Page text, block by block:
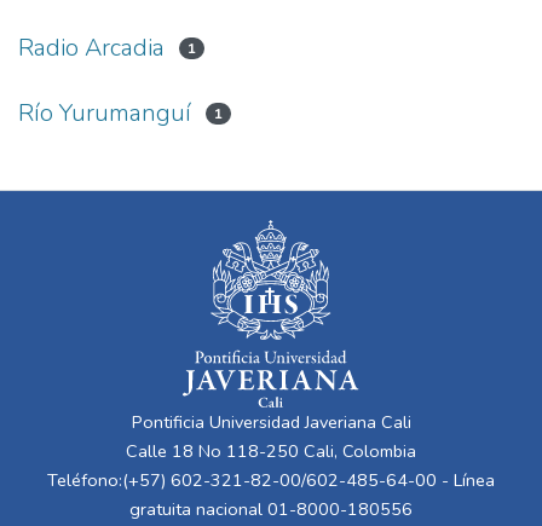
Radio Arcadia 1
Río Yurumanguí 1
Pontificia Universidad Javeriana Cali
Calle 18 No 118-250 Cali, Colombia
Teléfono:(+57) 602-321-82-00/602-485-64-00 - Línea
gratuita nacional 01-8000-180556